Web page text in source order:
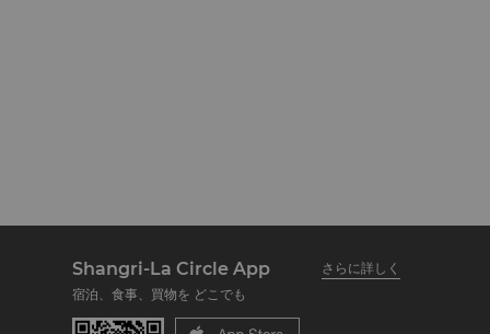
Shangri-La Circle App
さらに詳しく
宿泊、食事、買物を どこでも